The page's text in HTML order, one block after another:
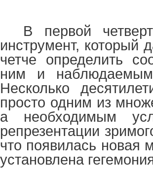
В первой
инструмент, который
четче определить
ним и
Несколько
просто одним из
а необходимым
репрезентации
что появилась новая
установлена